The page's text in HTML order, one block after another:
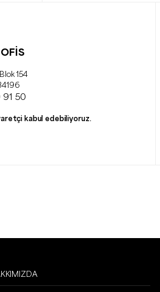
154
50
kabul edebiliyoruz.